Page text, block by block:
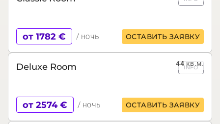
от 1782 € / ночь ОСТАВИТЬ ЗАЯВКУ
44кв.м.
Deluxe Room INFO
от 2574 € / ночь ОСТАВИТЬ ЗАЯВКУ